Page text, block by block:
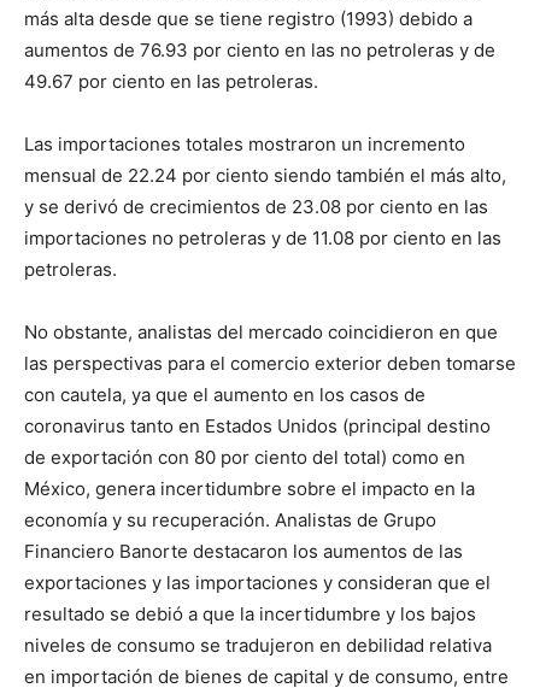
más alta desde que se tiene registro (1993) debido a
aumentos de 76.93 por ciento en las no petroleras y de
49.67 por ciento en las petroleras.
Las importaciones totales mostraron un incremento
mensual de 22.24 por ciento siendo también el más alto,
y se derivó de crecimientos de 23.08 por ciento en las
importaciones no petroleras y de 11.08 por ciento en las
petroleras.
No obstante, analistas del mercado coincidieron en que
las perspectivas para el comercio exterior deben tomarse
con cautela, ya que el aumento en los casos de
coronavirus tanto en Estados Unidos (principal destino
de exportación con 80 por ciento del total) como en
México, genera incertidumbre sobre el impacto en la
economía y su recuperación. Analistas de Grupo
Financiero Banorte destacaron los aumentos de las
exportaciones y las importaciones y consideran que el
resultado se debió a que la incertidumbre y los bajos
niveles de consumo se tradujeron en debilidad relativa
en importación de bienes de capital y de consumo, entre